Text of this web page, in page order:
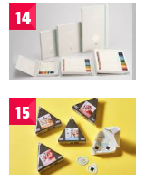
14
15